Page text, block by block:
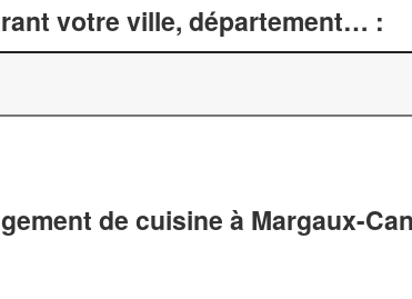
votre ville, département… :
de cuisine à Margaux-